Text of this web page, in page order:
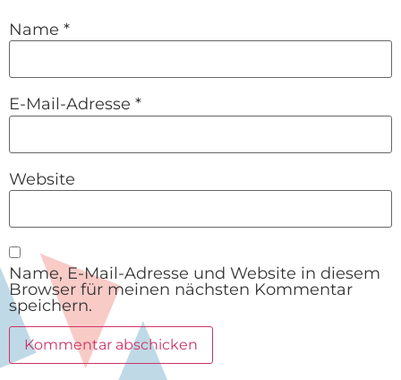
Name *
E-Mail-Adresse *
Website
Name, E-Mail-Adresse und Website in diesem
Browser für meinen nächsten Kommentar
speichern.